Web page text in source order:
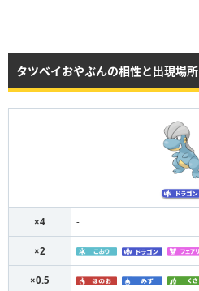
タツベイおやぶんの相性と出現場所
×4 -
×2
×0.5